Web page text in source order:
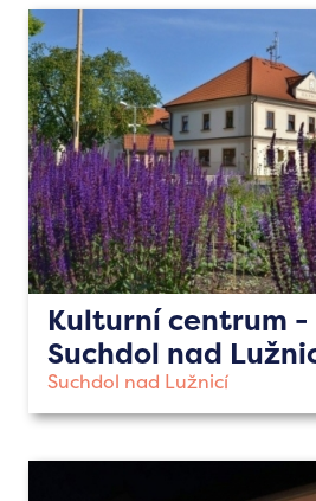
Kulturní centrum -
Suchdol nad
Suchdol nad Lužnicí